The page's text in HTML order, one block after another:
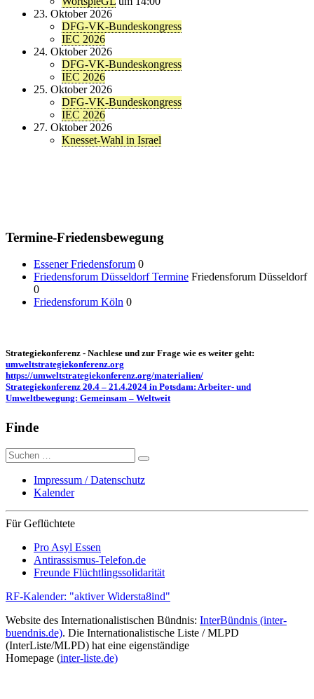
23. Oktober 2026
DFG-VK-Bundeskongress
IEC 2026
24. Oktober 2026
DFG-VK-Bundeskongress
IEC 2026
25. Oktober 2026
DFG-VK-Bundeskongress
IEC 2026
27. Oktober 2026
Knesset-Wahl in Israel
Termine-Friedensbewegung
Essener Friedensforum 0
Friedensforum Düsseldorf Termine Friedensforum Düsseldorf
0
Friedensforum Köln 0
Strategiekonferenz - Nachlese und zur Frage wie es weiter geht:
umweltstrategiekonferenz.org
https://umweltstrategiekonferenz.org/materialien/
Strategiekonferenz 20.4 – 21.4.2024 in Potsdam: Arbeiter- und
Umweltbewegung: Gemeinsam – Weltweit
Finde
Suche
nach:
Impressum / Datenschutz
Kalender
Für Geflüchtete
Pro Asyl Essen
Antirassismus-Telefon.de
Freunde Flüchtlingssolidarität
RF-Kalender: "aktiver Widersta8ind"
Website des Internationalistischen Bündnis: InterBündnis (inter-
buendnis.de). Die Internationalistische Liste / MLPD
(InterListe/MLPD) hat eine eigenständige
Homepage (inter-liste.de)